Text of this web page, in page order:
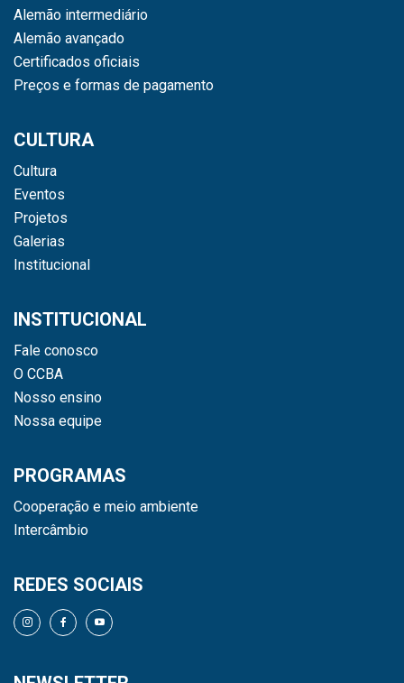
Alemão intermediário
Alemão avançado
Certificados oficiais
Preços e formas de pagamento
CULTURA
Cultura
Eventos
Projetos
Galerias
Institucional
INSTITUCIONAL
Fale conosco
O CCBA
Nosso ensino
Nossa equipe
PROGRAMAS
Cooperação e meio ambiente
Intercâmbio
REDES SOCIAIS